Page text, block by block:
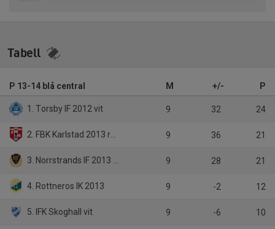
Tabell
P 13-14 blå central M +/- P
1. Torsby IF 2012 vit 9 32 24
2. FBK Karlstad 2013 röd 9 36 21
3. Norrstrands IF 2013 blå 9 28 21
4. Rottneros IK 2013 9 -2 12
5. IFK Skoghall vit 9 -6 10